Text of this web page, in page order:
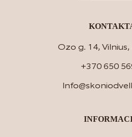
Ozo g. 14,
+370 650